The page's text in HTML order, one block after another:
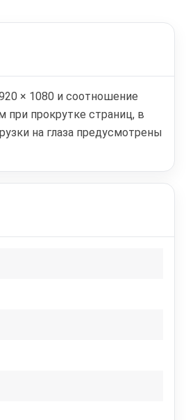
× 1080 и соотношение
при прокрутке страниц, в
на глаза предусмотрены